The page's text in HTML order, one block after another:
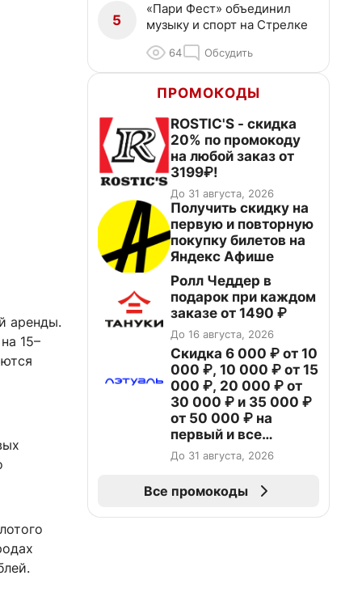
аренды.
15–
5
«Пари Фест» объединил
музыку и спорт на Стрелке
64 Обсудить
ПРОМОКОДЫ
ROSTIC'S - скидка
20% по промокоду
на любой заказ от
3199₽!
До 31 августа, 2026
Получить скидку на
первую и повторную
покупку билетов на
Яндекс Афише
Ролл Чеддер в
подарок при каждом
заказе от 1490 ₽
До 16 августа, 2026
Скидка 6 000 ₽ от 10
000 ₽, 10 000 ₽ от 15
000 ₽, 20 000 ₽ от
30 000 ₽ и 35 000 ₽
от 50 000 ₽ на
первый и все
повторные заказы по
промокоду НАБЕРИ
До 31 августа, 2026
Все промокоды